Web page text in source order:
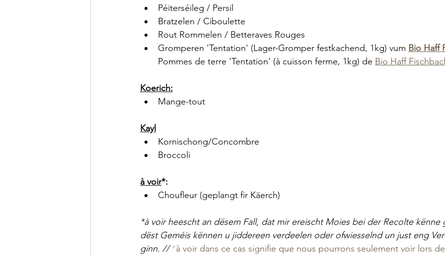
Péiterséileg / Persil
Bratzelen / Ciboulette
Rout Rommelen / Betteraves Rouges
Gromperen 'Tentation' (Lager-Gromper festkachend, 1kg) vum Bio Haff
Pommes de terre 'Tentation' (à cuisson ferme, 1kg) de Bio Haff
Koerich:
Mange-tout
Kayl
Kornischong/Concombre
Broccoli
à voir*:
Choufleur (geplangt fir Käerch)
*à voir heescht an dësem Fall, dat mir ereischt Moies bei der Recolte
dëst Geméis kënnen u jiddereen verdeelen oder ofwiesselnd un just eng
ginn. // *à voir dans ce cas signifie que nous pourrons seulement voir lors